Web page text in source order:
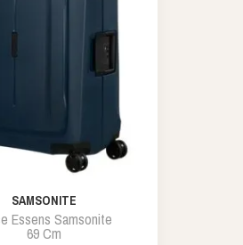
SAMSONITE
Essens Samsonite
69 Cm